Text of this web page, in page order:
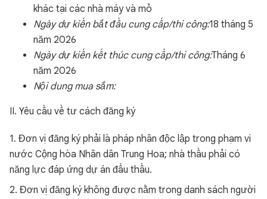
khác tại các nhà máy và mỏ
Ngày dự kiến bắt đầu cung cấp/thi công:18 tháng 5
năm 2026
Ngày dự kiến kết thúc cung cấp/thi công:Tháng 6
năm 2026
Nội dung mua sắm:
II. Yêu cầu về tư cách đăng ký
1. Đơn vị đăng ký phải là pháp nhân độc lập trong phạm vi
nước Cộng hòa Nhân dân Trung Hoa; nhà thầu phải có
năng lực đáp ứng dự án đấu thầu.
2. Đơn vị đăng ký không được nằm trong danh sách người